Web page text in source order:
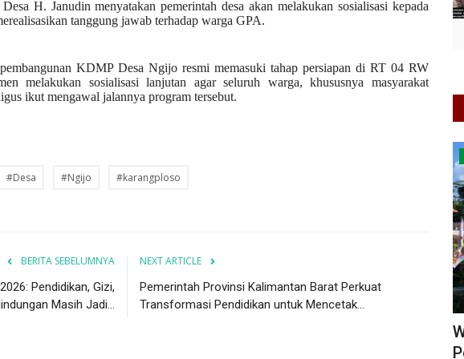
H. Janudin menyatakan pemerintah desa akan melakukan sosialisasi kepada
tanggung jawab terhadap warga GPA.
KDMP Desa Ngijo resmi memasuki tahap persiapan di RT 04 RW
melakukan sosialisasi lanjutan agar seluruh warga, khususnya masyarakat
ikut mengawal jalannya program tersebut.
#Desa #Ngijo #karangploso
BERITA SEBELUMNYA
Pendidikan, Gizi,
Masih Jadi...
NEXT ARTICLE
Pemerintah Provinsi Kalimantan Barat Perkuat
Transformasi Pendidikan untuk Mencetak...